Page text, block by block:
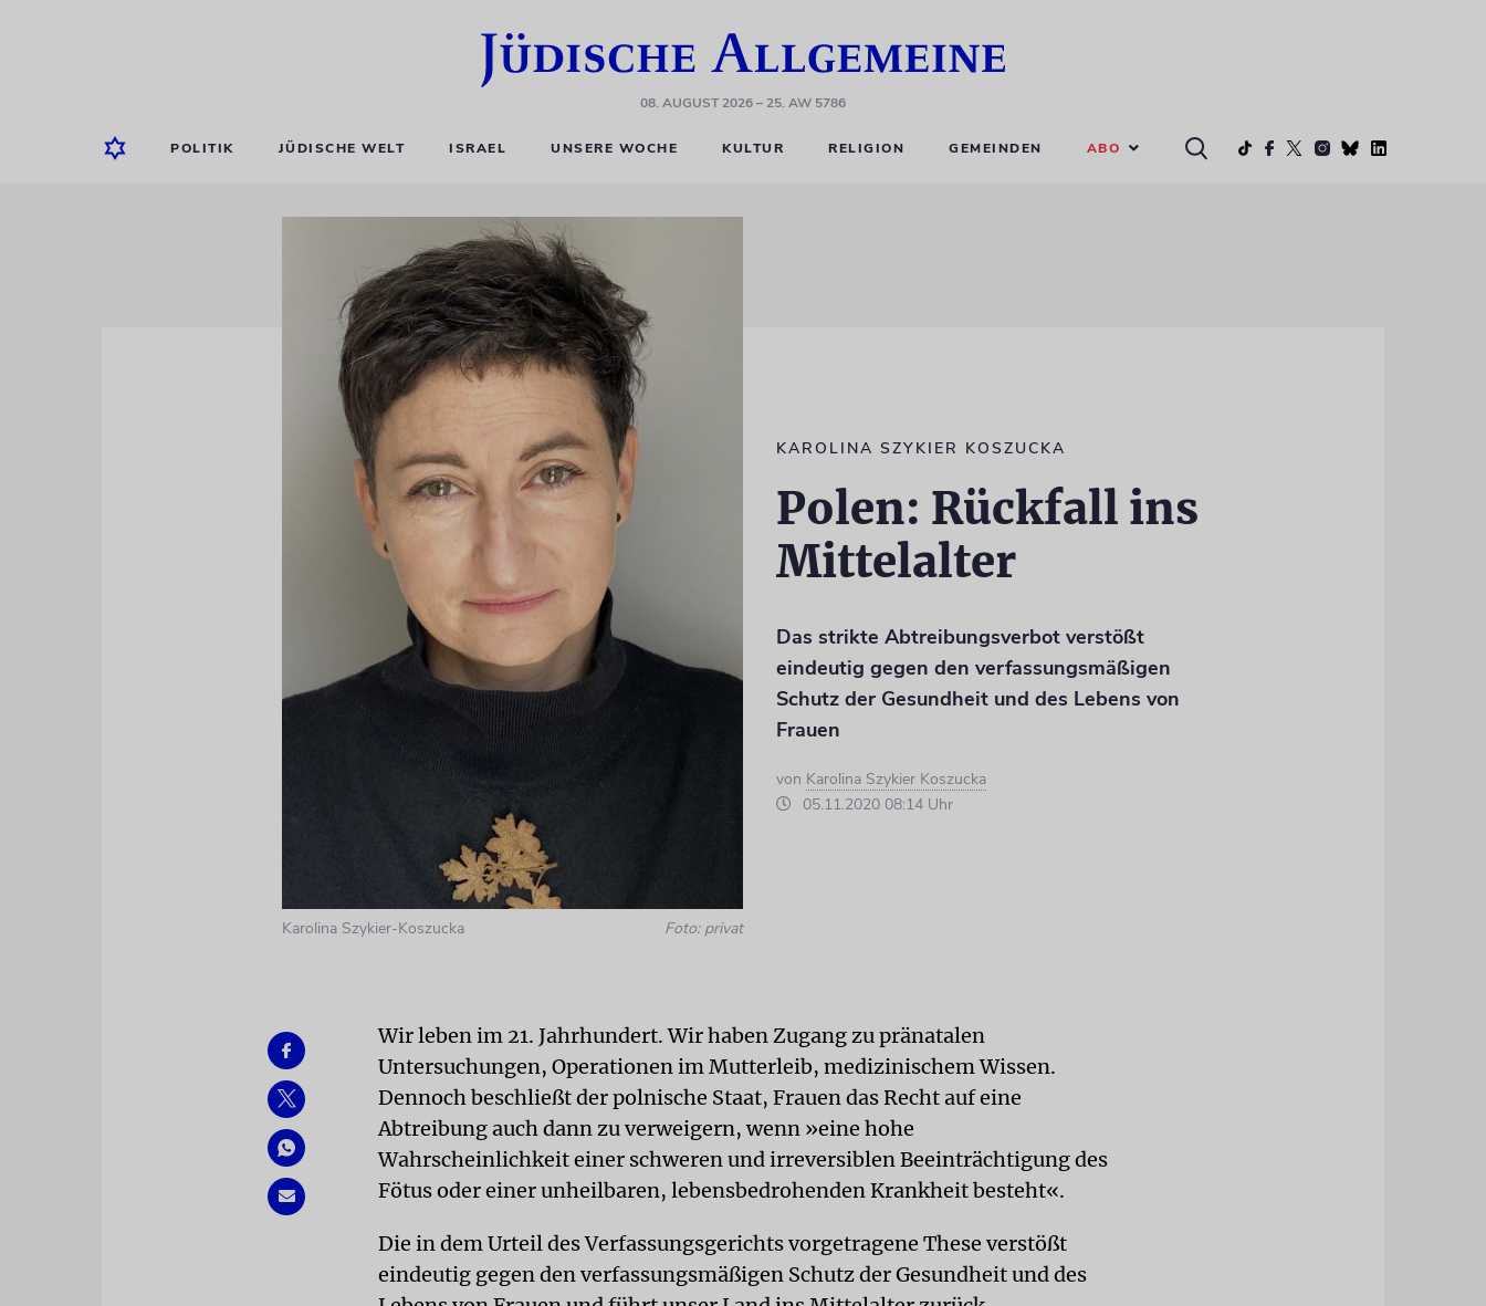
08. AUGUST 2026– 25. AW 5786
POLITIK JÜDISCHE WELT ISRAEL UNSERE WOCHE KULTUR RELIGION GEMEINDEN ABO
Karolina Szykier-Koszucka Foto: privat
KAROLINA SZYKIER KOSZUCKA
Polen: Rückfall ins
Mittelalter
Das strikte Abtreibungsverbot verstößt
eindeutig gegen den verfassungsmäßigen
Schutz der Gesundheit und des Lebens von
Frauen
von Karolina Szykier Koszucka
05.11.2020 08:14 Uhr
Wir leben im 21. Jahrhundert. Wir haben Zugang zu pränatalen
Untersuchungen, Operationen im Mutterleib, medizinischem Wissen.
Dennoch beschließt der polnische Staat, Frauen das Recht auf eine
Abtreibung auch dann zu verweigern, wenn »eine hohe
Wahrscheinlichkeit einer schweren und irreversiblen Beeinträchtigung des
Fötus oder einer unheilbaren, lebensbedrohenden Krankheit besteht«.
Die in dem Urteil des Verfassungsgerichts vorgetragene These verstößt
eindeutig gegen den verfassungsmäßigen Schutz der Gesundheit und des